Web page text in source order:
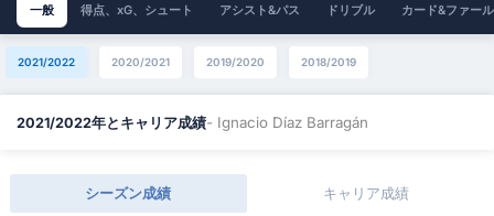
一般 得点、xG、シュート アシスト&パス ドリブル カード&ファール
2021/2022 2020/2021 2019/2020 2018/2019
2021/2022年とキャリア成績- Ignacio Díaz Barragán
シーズン成績 キャリア成績